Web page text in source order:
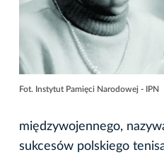
Fot. Instytut Pamięci Narodowej - IPN
międzywojennego,
sukcesów polskiego